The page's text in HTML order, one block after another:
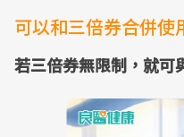
可以和三倍券合併使
若三倍券無限制，就可